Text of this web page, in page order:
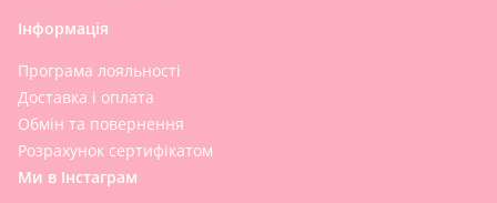
Інформація
Програма лояльності
Доставка і оплата
Обмін та повернення
Розрахунок сертифікатом
Ми в Інстаграм